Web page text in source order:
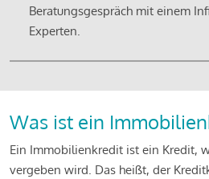
Beratungsgespräch mit einem
Experten.
Was ist ein
Ein Immobilienkredit ist ein Kredit,
vergeben wird. Das heißt, der